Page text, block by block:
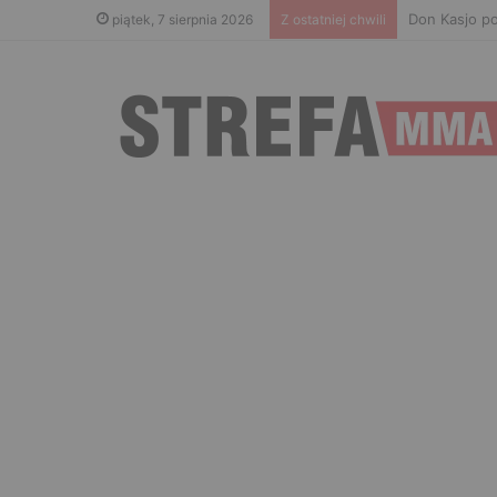
piątek, 7 sierpnia 2026 Z ostatniej chwili Don Kasjo